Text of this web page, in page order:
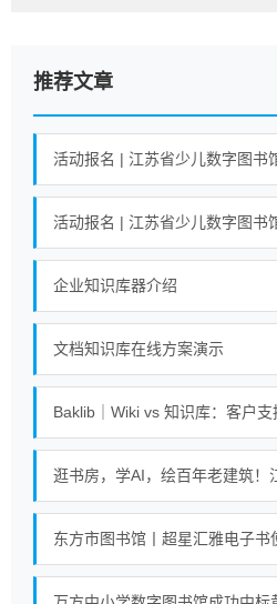
推荐文章
企业知识库器介绍
文档知识库在线方案演示
Baklib｜Wiki vs 知识库：客户支
东方市图书馆丨超星汇雅电子书